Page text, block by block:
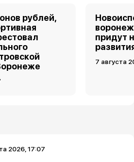
рублей,
придут
7 августа
2026, 17:07